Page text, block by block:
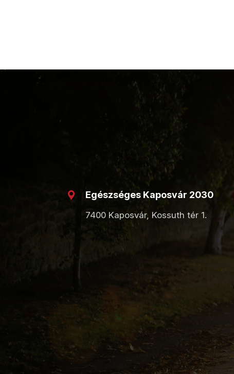
Egészséges Kaposvár 2030
7400 Kaposvár, Kossuth tér 1.